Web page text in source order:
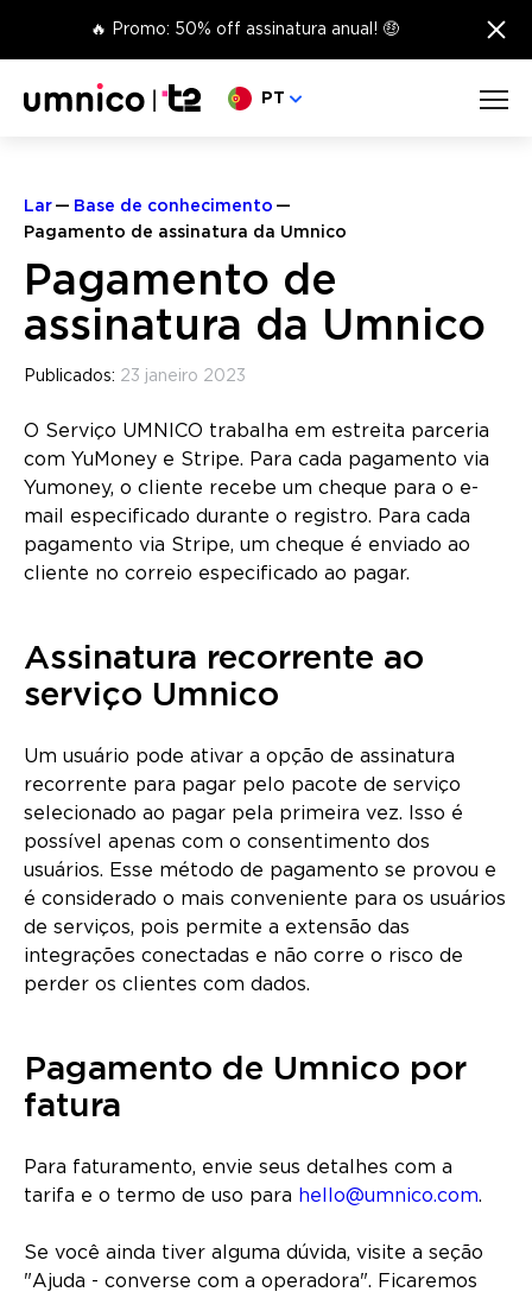
🔥 Promo: 50% off assinatura anual! 🤑 ×
Escolha o seu idioma
PT
Lar
Base de conhecimento
Pagamento de assinatura da Umnico
Pagamento de
assinatura da Umnico
Publicados: 23 janeiro 2023
O Serviço UMNICO trabalha em estreita parceria
com YuMoney e Stripe. Para cada pagamento via
Yumoney, o cliente recebe um cheque para o e-
mail especificado durante o registro. Para cada
pagamento via Stripe, um cheque é enviado ao
cliente no correio especificado ao pagar.
Assinatura recorrente ao
serviço Umnico
Um usuário pode ativar a opção de assinatura
recorrente para pagar pelo pacote de serviço
selecionado ao pagar pela primeira vez. Isso é
possível apenas com o consentimento dos
usuários. Esse método de pagamento se provou e
é considerado o mais conveniente para os usuários
de serviços, pois permite a extensão das
integrações conectadas e não corre o risco de
perder os clientes com dados.
Pagamento de Umnico por
fatura
Para faturamento, envie seus detalhes com a
tarifa e o termo de uso para hello@umnico.com.
Se você ainda tiver alguma dúvida, visite a seção
"Ajuda - converse com a operadora". Ficaremos